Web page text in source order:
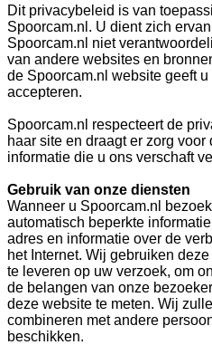
Dit privacybeleid is van
Spoorcam.nl. U dient zich
Spoorcam.nl niet
van andere websites en
de Spoorcam.nl website geeft
accepteren.
Spoorcam.nl respecteert de
haar site en draagt er zorg
informatie die u ons verschaft
Gebruik van onze diensten
Wanneer u Spoorcam.nl
automatisch beperkte
adres en informatie over de
het Internet. Wij gebruiken
te leveren op uw verzoek, om
de belangen van onze
deze website te meten. Wij
combineren met andere
beschikken.